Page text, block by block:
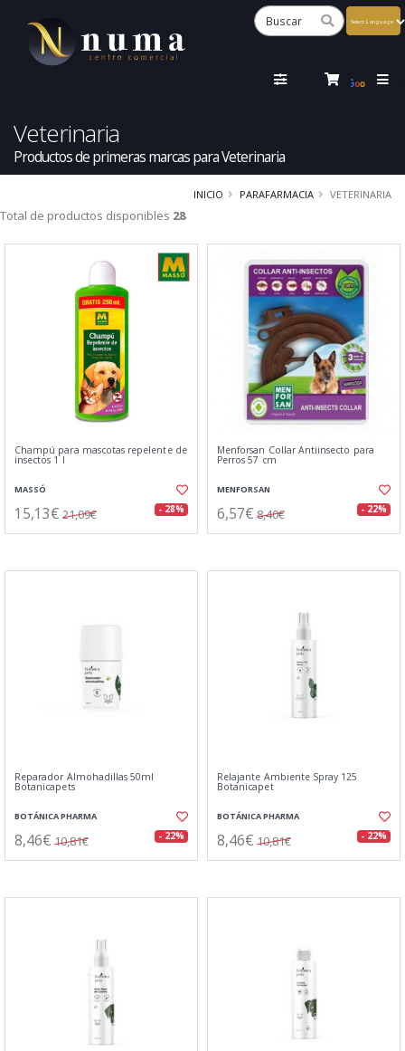
Veterinaria
Productos de primeras marcas para Veterinaria
INICIO PARAFARMACIA VETERINARIA
Total de productos disponibles 28
Champú para mascotas repelente de
insectos 1 l
MASSÓ
15,13€ 21,09€ - 28%
Menforsan Collar Antiinsecto para
Perros 57 cm
MENFORSAN
6,57€ 8,40€ - 22%
Reparador Almohadillas 50ml
Botanicapets
BOTÁNICA PHARMA
8,46€ 10,81€ - 22%
Relajante Ambiente Spray 125
Botanicapet
BOTÁNICA PHARMA
8,46€ 10,81€ - 22%